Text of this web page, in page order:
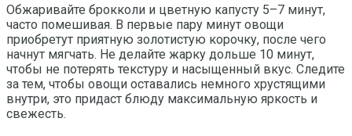
Обжаривайте брокколи и цветную капусту 5–7 минут,
часто помешивая. В первые пару минут овощи
приобретут приятную золотистую корочку, после чего
начнут мягчать. Не делайте жарку дольше 10 минут,
чтобы не потерять текстуру и насыщенный вкус. Следите
за тем, чтобы овощи оставались немного хрустящими
внутри, это придаст блюду максимальную яркость и
свежесть.